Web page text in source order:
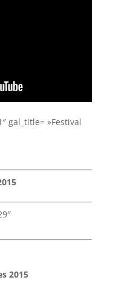
gal_title= »Festival
2015